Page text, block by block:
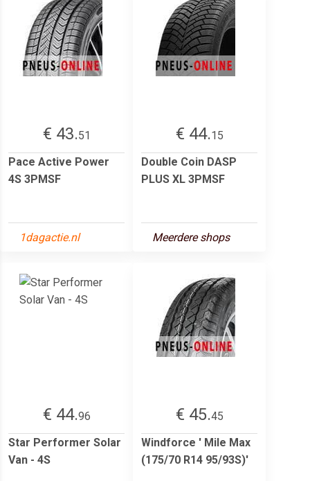
€ 43.51
Pace Active Power
4S 3PMSF
1dagactie.nl
€ 44.15
Double Coin DASP
PLUS XL 3PMSF
Meerdere shops
€ 44.96
Star Performer Solar
Van - 4S
€ 45.45
Windforce ' Mile Max
(175/70 R14 95/93S)'